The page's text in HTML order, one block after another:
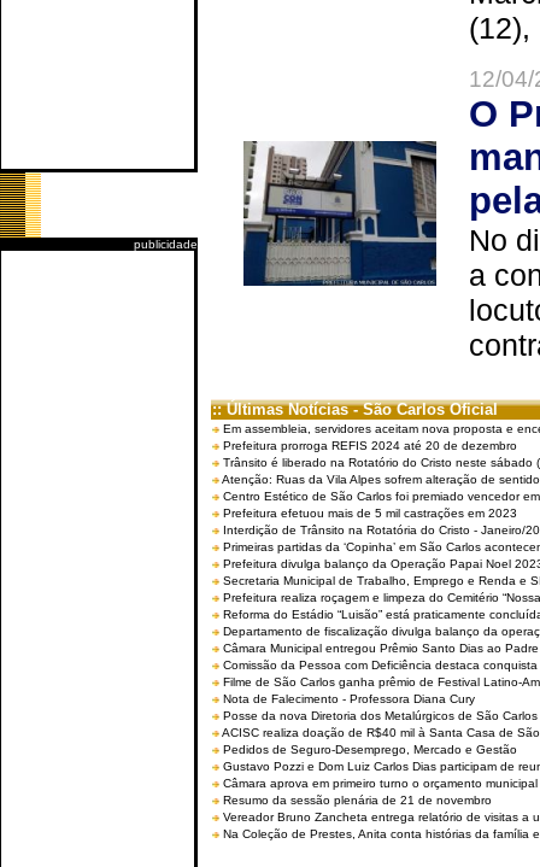
publicidade
(12),
12/
O
No
a
:: Últimas Notícias - São Carlos Oficial
Em assembleia, servidores aceitam nova proposta e
Prefeitura prorroga REFIS 2024 até 20 de dezembro
Trânsito é liberado na Rotatório do Cristo neste sábado
Atenção: Ruas da Vila Alpes sofrem alteração de
Centro Estético de São Carlos foi premiado vencedor
Prefeitura efetuou mais de 5 mil castrações em 2023
Interdição de Trânsito na Rotatória do Cristo - Janeiro/
Primeiras partidas da ‘Copinha’ em São Carlos
Prefeitura divulga balanço da Operação Papai Noel
Secretaria Municipal de Trabalho, Emprego e Renda e
Prefeitura realiza roçagem e limpeza do Cemitério
Reforma do Estádio “Luisão” está praticamente
Departamento de fiscalização divulga balanço da
Câmara Municipal entregou Prêmio Santo Dias ao
Comissão da Pessoa com Deficiência destaca
Filme de São Carlos ganha prêmio de Festival Latino-
Nota de Falecimento - Professora Diana Cury
Posse da nova Diretoria dos Metalúrgicos de São
ACISC realiza doação de R$40 mil à Santa Casa de
Pedidos de Seguro-Desemprego, Mercado e Gestão
Gustavo Pozzi e Dom Luiz Carlos Dias participam de
Câmara aprova em primeiro turno o orçamento
Resumo da sessão plenária de 21 de novembro
Vereador Bruno Zancheta entrega relatório de visitas a
Na Coleção de Prestes, Anita conta histórias da família